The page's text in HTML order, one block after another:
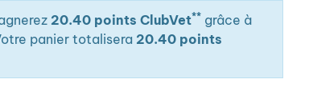
20.40 points ClubVet** grâce à
panier totalisera 20.40 points